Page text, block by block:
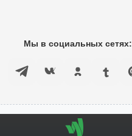
Мы в социальных сетях: